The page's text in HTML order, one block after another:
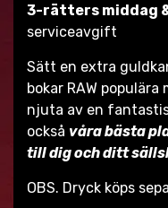
3-rätters middag
serviceavgift
Sätt en extra
bokar RAW
njuta av en
också våra bästa
till dig och ditt
OBS. Dryck köps